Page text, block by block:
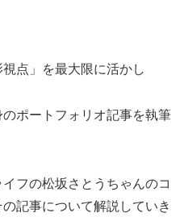
視点」を最大限に活かし
ポートフォリオ記事を執筆
フの松坂さとうちゃんのコ
記事について解説していき